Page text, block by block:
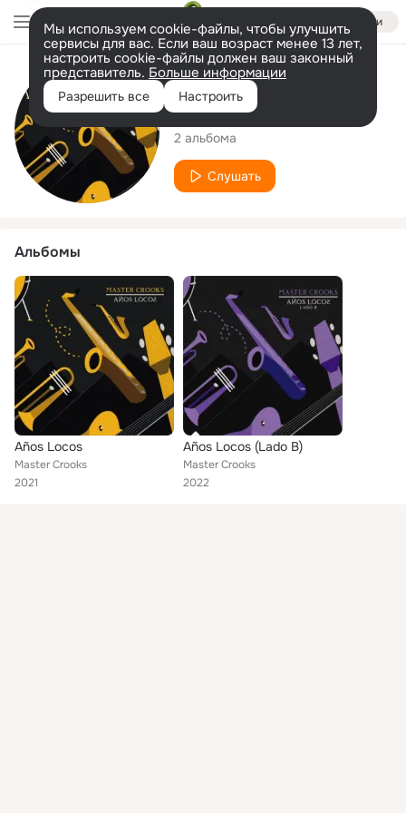
Войти
Мы используем cookie-файлы, чтобы улучшить
сервисы для вас. Если ваш возраст менее 13 лет,
настроить cookie-файлы должен ваш законный
представитель. Больше информации
Разрешить все Настроить
Исполнитель
Master Crooks
2 альбома
Слушать
Альбомы
Años Locos
Master Crooks
2021
Años Locos (Lado B)
Master Crooks
2022